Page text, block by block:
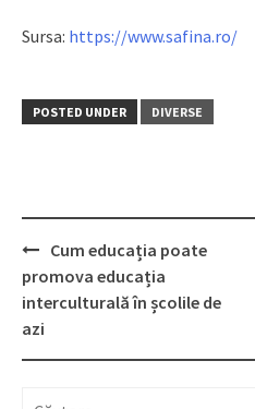
Sursa: https://www.safina.ro/
POSTED UNDER DIVERSE
Post
navigation
Cum educația poate
promova educația
interculturală în școlile de
azi